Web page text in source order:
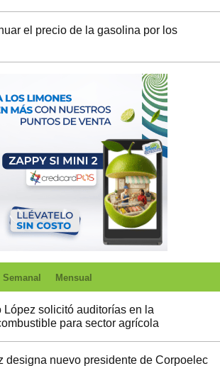
el precio de la gasolina por los
Semanal Mensual
López solicitó auditorías en la
para sector agrícola
designa nuevo presidente de Corpoelec